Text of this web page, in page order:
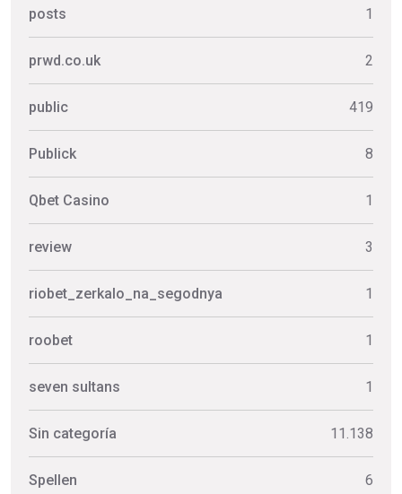
posts 1
prwd.co.uk 2
public 419
Publick 8
Qbet Casino 1
review 3
riobet_zerkalo_na_segodnya 1
roobet 1
seven sultans 1
Sin categoría 11.138
Spellen 6